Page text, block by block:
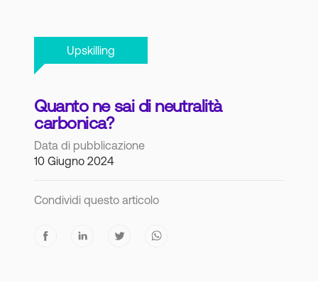
Upskilling
Quanto ne sai di neutralità
carbonica?
Data di pubblicazione
10 Giugno 2024
Condividi questo articolo